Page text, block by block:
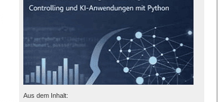
Aus dem Inhalt: